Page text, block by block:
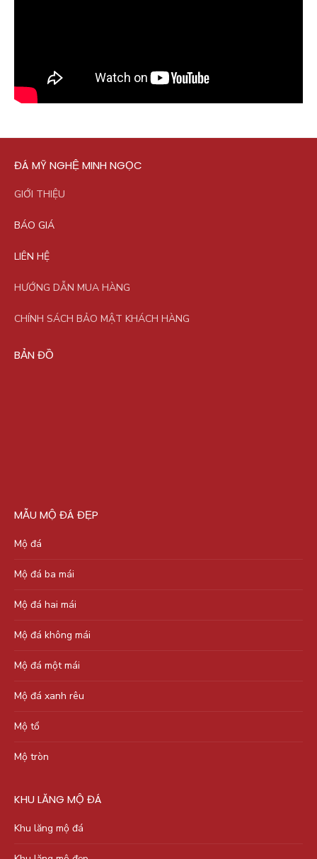
ĐÁ MỸ NGHỆ MINH NGỌC
GIỚI THIỆU
BÁO GIÁ
LIÊN HỆ
HƯỚNG DẪN MUA HÀNG
CHÍNH SÁCH BẢO MẬT KHÁCH HÀNG
BẢN ĐỒ
MẪU MỘ ĐÁ ĐẸP
Mộ đá
Mộ đá ba mái
Mộ đá hai mái
Mộ đá không mái
Mộ đá một mái
Mộ đá xanh rêu
Mộ tổ
Mộ tròn
KHU LĂNG MỘ ĐÁ
Khu lăng mộ đá